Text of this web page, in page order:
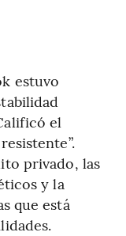
estuvo
el
privado, las
y la
que está